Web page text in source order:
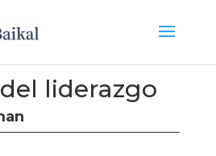
liderazgo